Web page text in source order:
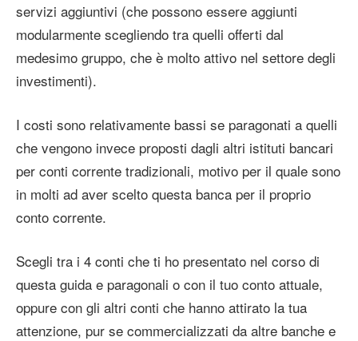
servizi aggiuntivi (che possono essere aggiunti
modularmente scegliendo tra quelli offerti dal
medesimo gruppo, che è molto attivo nel settore degli
investimenti).
I costi sono relativamente bassi se paragonati a quelli
che vengono invece proposti dagli altri istituti bancari
per conti corrente tradizionali, motivo per il quale sono
in molti ad aver scelto questa banca per il proprio
conto corrente.
Scegli tra i 4 conti che ti ho presentato nel corso di
questa guida e paragonali o con il tuo conto attuale,
oppure con gli altri conti che hanno attirato la tua
attenzione, pur se commercializzati da altre banche e